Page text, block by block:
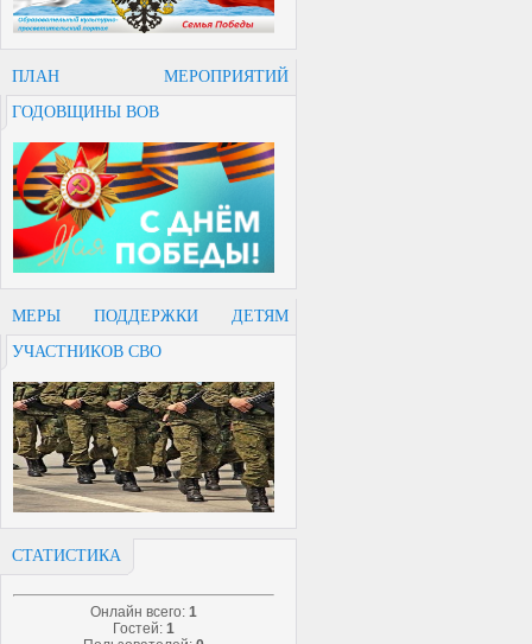
ПЛАН МЕРОПРИЯТИЙ
ГОДОВЩИНЫ ВОВ
МЕРЫ ПОДДЕРЖКИ ДЕТЯМ
УЧАСТНИКОВ СВО
СТАТИСТИКА
Онлайн всего: 1
Гостей: 1